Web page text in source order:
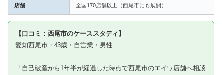
店舗 全国170店舗以上（西尾市にも展開）
【口コミ：西尾市のケーススタディ】
愛知西尾市・43歳・自営業・男性
「自己破産から1年半が経過した時点で西尾市のエイワ店舗へ相談